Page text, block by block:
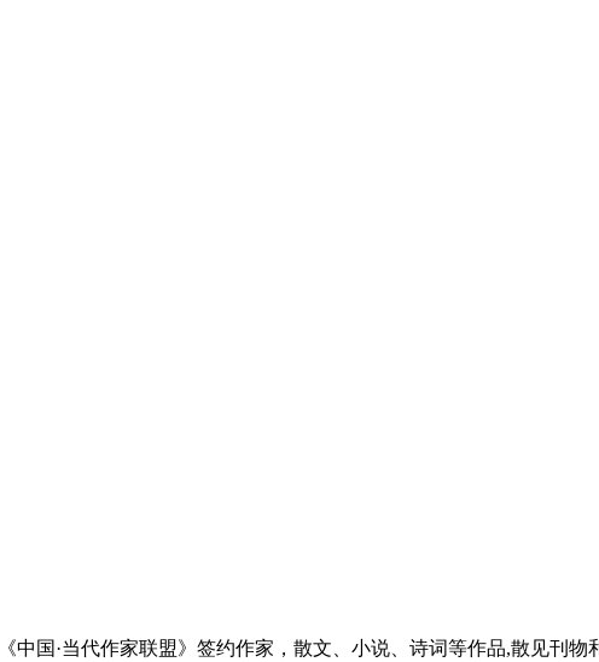
国·当代作家联盟》签约作家，散文、小说、诗词等作品,散见刊物